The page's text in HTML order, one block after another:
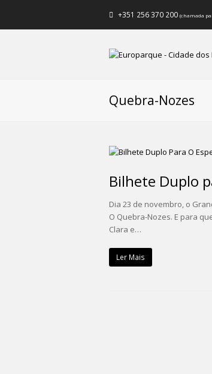
+351 256 370 200 (chamada
Quebra-Nozes
Bilhete Duplo
Dia 23 de novembro, o
O Quebra-Nozes. E para
Clara e…
Ler Mais